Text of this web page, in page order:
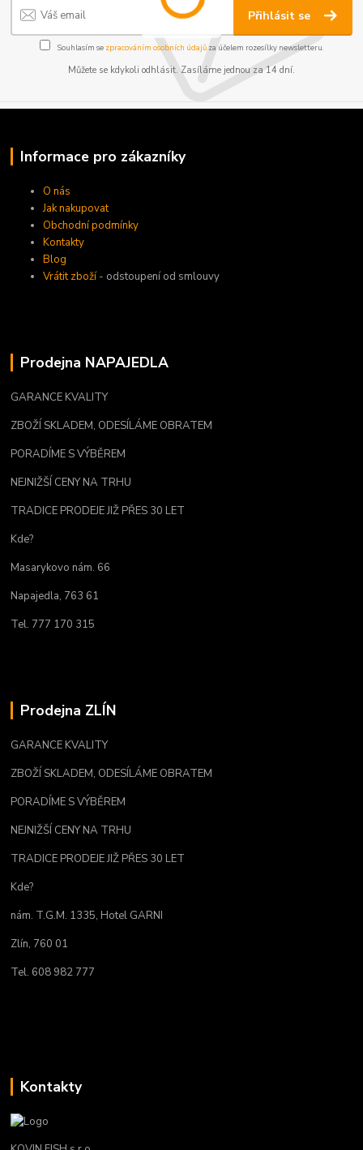
Přihlásit se
Souhlasím se zpracováním osobních údajůza účelem rozesílky newsletteru.
Můžete se kdykoli odhlásit. Zasíláme jednou za 14 dní.
Informace pro zákazníky
O nás
Jak nakupovat
Obchodní podmínky
Kontakty
Blog
Vrátit zboží - odstoupení od smlouvy
Prodejna NAPAJEDLA
GARANCE KVALITY
ZBOŽÍ SKLADEM, ODESÍLÁME OBRATEM
PORADÍME S VÝBĚREM
NEJNIŽŠÍ CENY NA TRHU
TRADICE PRODEJE JIŽ PŘES 30 LET
Kde?
Masarykovo nám. 66
Napajedla, 763 61
Tel. 777 170 315
Prodejna ZLÍN
GARANCE KVALITY
ZBOŽÍ SKLADEM, ODESÍLÁME OBRATEM
PORADÍME S VÝBĚREM
NEJNIŽŠÍ CENY NA TRHU
TRADICE PRODEJE JIŽ PŘES 30 LET
Kde?
nám. T.G.M. 1335, Hotel GARNI
Zlín, 760 01
Tel. 608 982 777
Kontakty